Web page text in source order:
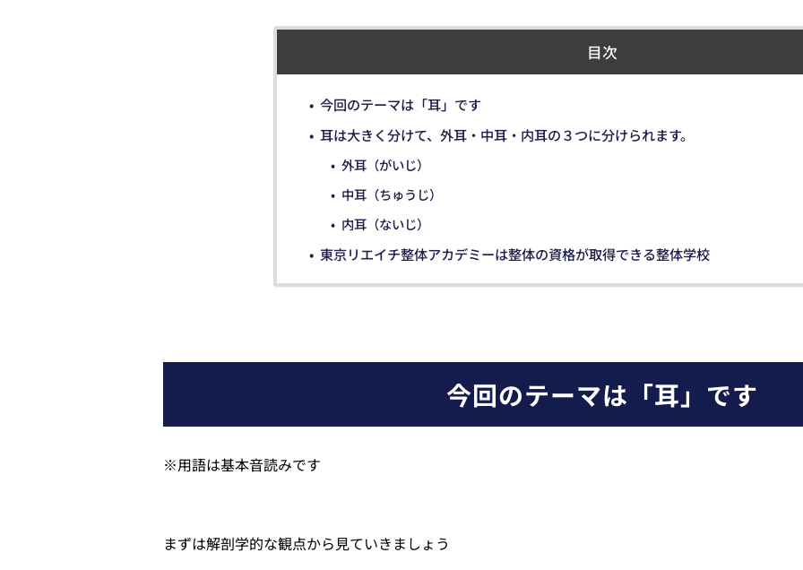
目次
今回のテーマは「耳」です
耳は大きく分けて、外耳・中耳・内耳の３つに分けられます。
外耳（がいじ）
中耳（ちゅうじ）
内耳（ないじ）
東京リエイチ整体アカデミーは整体の資格が取得できる整体学校
今回のテーマは「耳」です
※用語は基本音読みです
まずは解剖学的な観点から見ていきましょう